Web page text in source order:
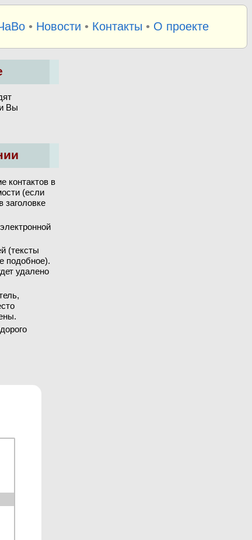
• Новости • Контакты • О проекте
Вы
контактов в
(если
заголовке
(тексты
подобное).
удалено